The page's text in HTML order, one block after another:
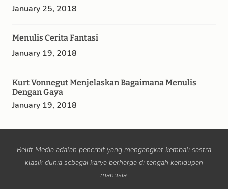
January 25, 2018
Menulis Cerita Fantasi
January 19, 2018
Kurt Vonnegut Menjelaskan Bagaimana Menulis
Dengan Gaya
January 19, 2018
Relift Media adalah penerbit yang mengangkat kembali sastra
klasik dunia sebagai karya berharga di tengah kehidupan
manusia.